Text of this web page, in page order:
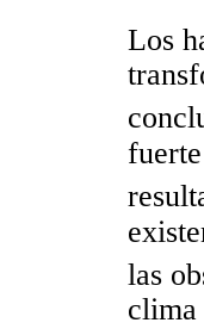
Los
las
clima